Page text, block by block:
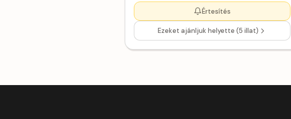
Értesítés
Ezeket ajánljuk helyette (5 illat)